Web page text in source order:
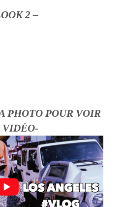
2 –
PHOTO POUR VOIR
VIDÉO-